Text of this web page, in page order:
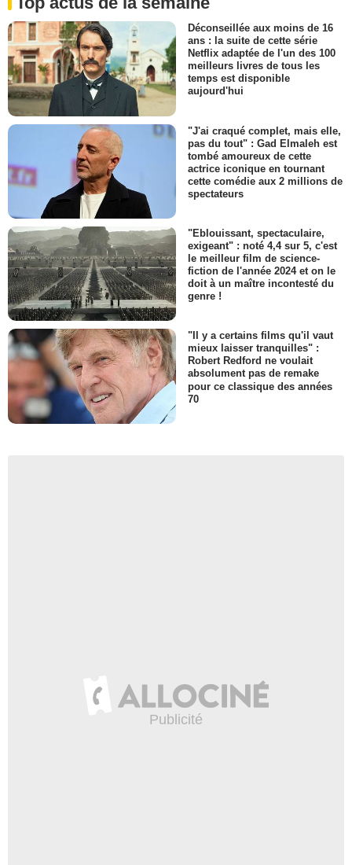
Déconseillée aux moins de 16
ans : la suite de cette série
Netflix adaptée de l'un des 100
meilleurs livres de tous les
temps est disponible
aujourd'hui
"J'ai craqué complet, mais elle,
pas du tout" : Gad Elmaleh est
tombé amoureux de cette
actrice iconique en tournant
cette comédie aux 2 millions de
spectateurs
"Eblouissant, spectaculaire,
exigeant" : noté 4,4 sur 5, c'est
le meilleur film de science-
fiction de l'année 2024 et on le
doit à un maître incontesté du
genre !
"Il y a certains films qu'il vaut
mieux laisser tranquilles" :
Robert Redford ne voulait
absolument pas de remake
pour ce classique des années
70